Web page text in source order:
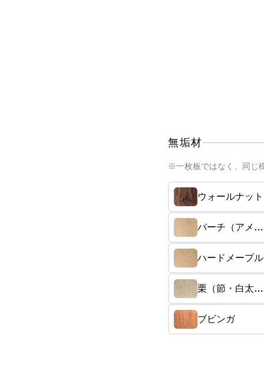
無垢材
※一枚板ではなく、同じ
ウォールナット
バーチ（アメリ
カ・カバ）
ハードメープル
栗（節・白太あ
り）
ブビンガ